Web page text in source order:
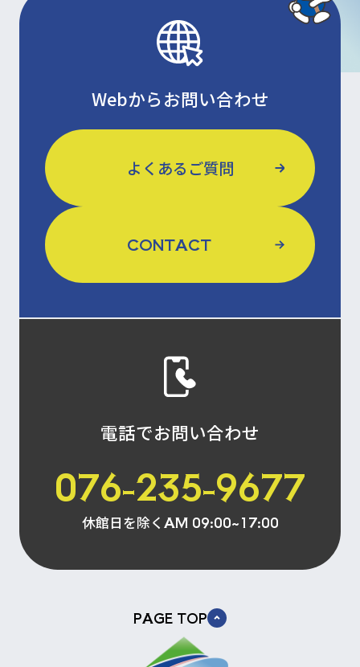
Webからお問い合わせ
よくあるご質問
CONTACT
電話でお問い合わせ
076-235-9677
休館日を除く AM 09:00~17:00
PAGE TOP